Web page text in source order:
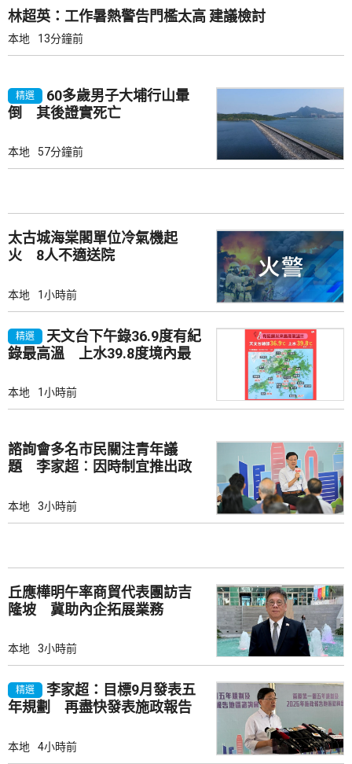
林超英：工作暑熱警告門檻太高 建議檢討
本地 13分鐘前
精選
60多歲男子大埔行山暈
倒 其後證實死亡
本地 57分鐘前
太古城海棠閣單位冷氣機起
火 8人不適送院
本地 1小時前
精選
天文台下午錄36.9度有紀
錄最高溫 上水39.8度境內最
本地 1小時前
諮詢會多名市民關注青年議
題 李家超︰因時制宜推出政
本地 3小時前
丘應樺明午率商貿代表團訪吉
隆坡 冀助內企拓展業務
本地 3小時前
精選
李家超：目標9月發表五
年規劃 再盡快發表施政報告
本地 4小時前